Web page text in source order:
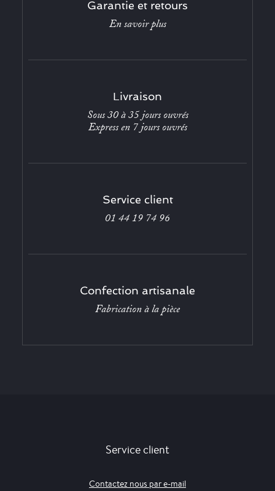
Garantie et retours
En savoir plus
Livraison
Sous 30 à 35 jours ouvrés
Express en 7 jours ouvrés
Service client
01 44 19 74 96
Confection artisanale
Fabrication à la pièce
Service client
Contactez nous par e-mail